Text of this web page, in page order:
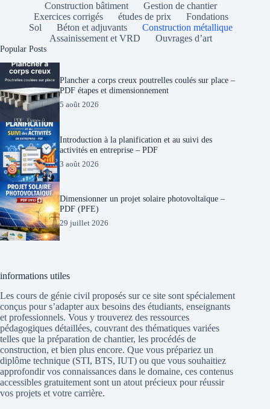
Construction bâtiment
Gestion de chantier
Exercices corrigés
études de prix
Fondations
Sol
Béton et adjuvants
Construction métallique
Assainissement et VRD
Ouvrages d’art
Popular Posts
Plancher a corps creux poutrelles coulés sur place –
PDF étapes et dimensionnement
5 août 2026
Introduction à la planification et au suivi des
activités en entreprise – PDF
3 août 2026
Dimensionner un projet solaire photovoltaïque –
PDF (PFE)
29 juillet 2026
informations utiles
Les cours de génie civil proposés sur ce site sont spécialement
conçus pour s’adapter aux besoins des étudiants, enseignants
et professionnels. Vous y trouverez des ressources
pédagogiques détaillées, couvrant des thématiques variées
telles que la préparation de chantier, les procédés de
construction, et bien plus encore. Que vous prépariez un
diplôme technique (STI, BTS, IUT) ou que vous souhaitiez
approfondir vos connaissances dans le domaine, ces contenus
accessibles gratuitement sont un atout précieux pour réussir
vos projets et votre carrière.